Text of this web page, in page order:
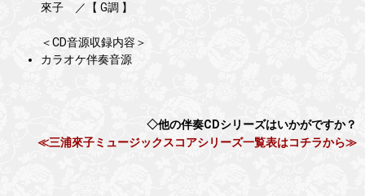
來子 ／【 G調 】
＜CD音源収録内容＞
カラオケ伴奏音源
◇他の伴奏CDシリーズはいかがですか？
≪三浦來子ミュージックスコアシリーズ一覧表はコチラから≫